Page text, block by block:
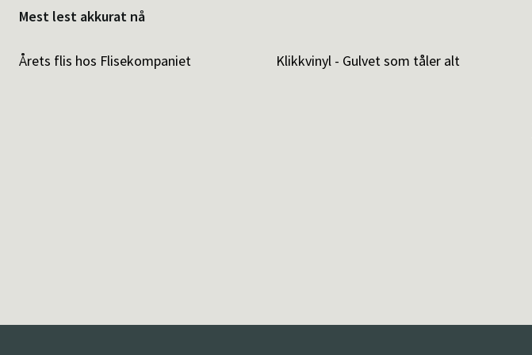
Mest lest akkurat nå
Årets flis hos Flisekompaniet Klikkvinyl - Gulvet som tåler alt